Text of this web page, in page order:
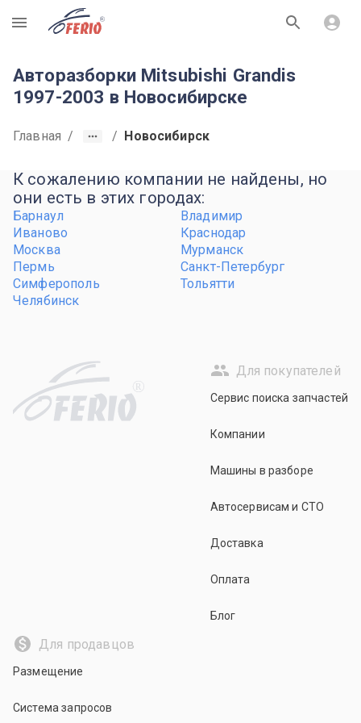
R
Авторазборки Mitsubishi Grandis
1997-2003 в Новосибирске
Главная / / Новосибирск
К сожалению компании не найдены, но
они есть в этих городах:
Барнаул
Владимир
Иваново
Краснодар
Москва
Мурманск
Пермь
Санкт-Петербург
Симферополь
Тольятти
Челябинск
R
Для покупателей
Сервис поиска запчастей
Компании
Машины в разборе
Автосервисам и СТО
Доставка
Оплата
Блог
Для продавцов
Размещение
Система запросов